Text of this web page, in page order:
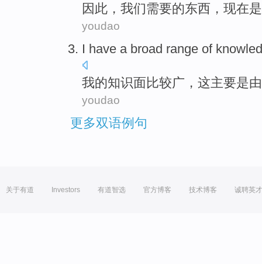
因此 ， 我们需要的东西 ， 现在是
youdao
I have a broad range of
我的知识面比较广 ，这主要是
youdao
更多双语例句
关于有道 Investors 有道智选 官方博客 技术博客 诚聘英才